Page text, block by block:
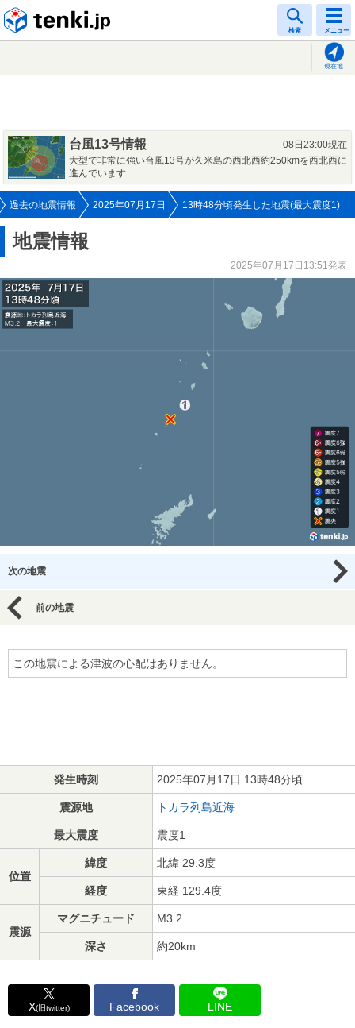
検索 メニュー
現在地
台風13号情報
08日23:00現在
大型で非常に強い台風13号が久米島の西北西約250kmを西北西に
進んでいます
過去の地震情報 2025年07月17日 13時48分頃発生した地震(最大震度1)
地震情報
2025年07月17日13:51発表
次の地震
前の地震
この地震による津波の心配はありません。
発生時刻 2025年07月17日 13時48分頃
震源地 トカラ列島近海
最大震度 震度1
位置
緯度 北緯 29.3度
経度 東経 129.4度
震源
マグニチュード M3.2
深さ 約20km
X(旧twitter) Facebook LINE